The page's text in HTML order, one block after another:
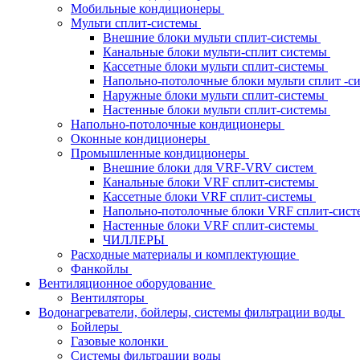
Мобильные кондиционеры
Мульти сплит-системы
Внешние блоки мульти сплит-системы
Канальные блоки мульти-сплит системы
Кассетные блоки мульти сплит-системы
Напольно-потолочные блоки мульти сплит -
Наружные блоки мульти сплит-системы
Настенные блоки мульти сплит-системы
Напольно-потолочные кондиционеры
Оконные кондиционеры
Промышленные кондиционеры
Внешние блоки для VRF-VRV систем
Канальные блоки VRF сплит-системы
Кассетные блоки VRF сплит-системы
Напольно-потолочные блоки VRF сплит-
Настенные блоки VRF сплит-системы
ЧИЛЛЕРЫ
Расходные материалы и комплектующие
Фанкойлы
Вентиляционное оборудование
Вентиляторы
Водонагреватели, бойлеры, системы фильтрации воды
Бойлеры
Газовые колонки
Системы фильтрации воды